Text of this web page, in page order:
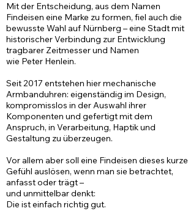
Mit der Entscheidung, aus dem Namen
Findeisen eine Marke zu formen, fiel auch die
bewusste Wahl auf Nürnberg – eine Stadt mit
historischer Verbindung zur Entwicklung
tragbarer Zeitmesser und Namen
wie Peter Henlein.
Seit 2017 entstehen hier mechanische
Armbanduhren: eigenständig im Design,
kompromisslos in der Auswahl ihrer
Komponenten und gefertigt mit dem
Anspruch, in Verarbeitung, Haptik und
Gestaltung zu überzeugen.
Vor allem aber soll eine Findeisen dieses kurze
Gefühl auslösen, wenn man sie betrachtet,
anfasst oder trägt –
und unmittelbar denkt:
Die ist einfach richtig gut.